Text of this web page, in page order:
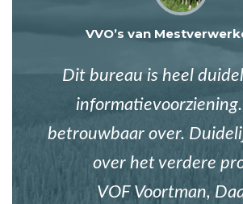
VVO’s van
Dit bureau is heel
betrouwbaar over.
over het verdere
VOF Voortman,